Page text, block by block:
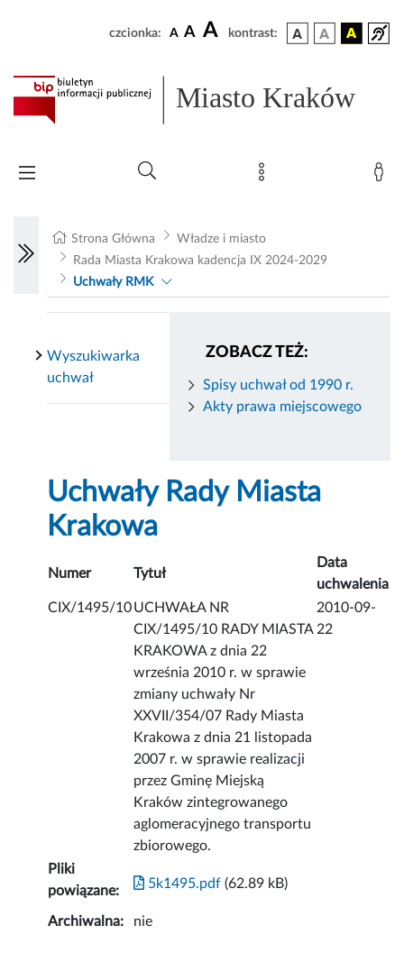
czcionka: A A A kontrast:
Miasto Kraków
Strona Główna
Władze i miasto
Rada Miasta Krakowa kadencja IX 2024-2029
Uchwały RMK
ZOBACZ TEŻ:
Spisy uchwał od 1990 r.
Akty prawa miejscowego
Wyszukiwarka
uchwał
Uchwały Rady Miasta
Krakowa
Numer Tytuł
Data
uchwalenia
CIX/1495/10UCHWAŁA NR
CIX/1495/10 RADY MIASTA
KRAKOWA z dnia 22
września 2010 r. w sprawie
zmiany uchwały Nr
XXVII/354/07 Rady Miasta
Krakowa z dnia 21 listopada
2007 r. w sprawie realizacji
przez Gminę Miejską
Kraków zintegrowanego
aglomeracyjnego transportu
zbiorowego.
2010-09-
22
Pliki
powiązane:
5k1495.pdf (62.89 kB)
Archiwalna: nie